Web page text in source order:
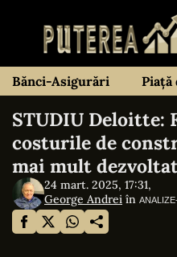
Bănci-Asigurări Piață
STUDIU Deloitte:
costurile de
mai mult
24 mart. 2025, 17:31,
George Andrei în